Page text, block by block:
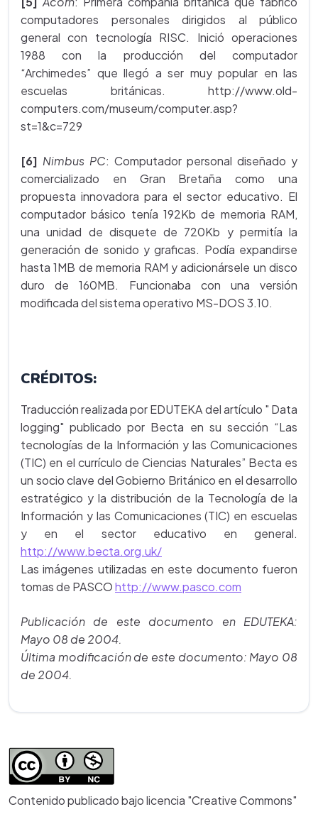
computadores personales dirigidos al público
general con tecnología RISC. Inició operaciones
1988 con la producción del computador
“Archimedes” que llegó a ser muy popular en las
escuelas británicas. http://www.old-
computers.com/museum/computer.asp?
st=1&c=729
[6] Nimbus PC: Computador personal diseñado y
comercializado en Gran Bretaña como una
propuesta innovadora para el sector educativo. El
computador básico tenía 192Kb de memoria RAM,
una unidad de disquete de 720Kb y permitía la
generación de sonido y graficas. Podía expandirse
hasta 1MB de memoria RAM y adicionársele un disco
duro de 160MB. Funcionaba con una versión
modificada del sistema operativo MS-DOS 3.10.
CRÉDITOS:
Traducción realizada por EDUTEKA del artículo " Data
logging" publicado por Becta en su sección “Las
tecnologías de la Información y las Comunicaciones
(TIC) en el currículo de Ciencias Naturales” Becta es
un socio clave del Gobierno Británico en el desarrollo
estratégico y la distribución de la Tecnología de la
Información y las Comunicaciones (TIC) en escuelas
y en el sector educativo en general.
http://www.becta.org.uk/
Las imágenes utilizadas en este documento fueron
tomas de PASCOhttp://www.pasco.com
Publicación de este documento en EDUTEKA:
Mayo 08 de 2004.
Última modificación de este documento: Mayo 08
de 2004.
Contenido publicado bajo licencia "Creative Commons"